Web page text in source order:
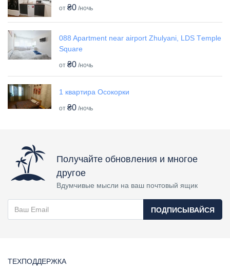
от ₴0 /ночь
088 Apartment near airport Zhulyani, LDS Tеmple
Square
от ₴0 /ночь
1 квартира Осокорки
от ₴0 /ночь
Получайте обновления и многое
другое
Вдумчивые мысли на ваш почтовый ящик
ПОДПИСЫВАЙСЯ
ТЕХПОДДЕРЖКА